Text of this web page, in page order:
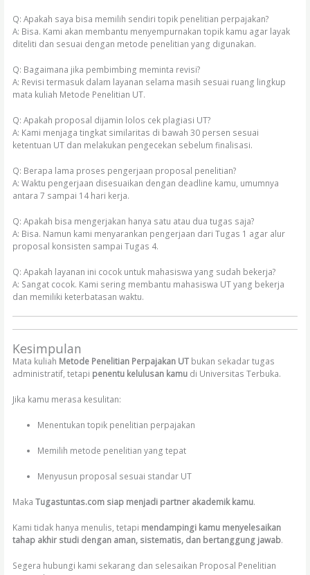
Q: Apakah saya bisa memilih sendiri topik penelitian perpajakan?
A: Bisa. Kami akan membantu menyempurnakan topik kamu agar layak
diteliti dan sesuai dengan metode penelitian yang digunakan.
Q: Bagaimana jika pembimbing meminta revisi?
A: Revisi termasuk dalam layanan selama masih sesuai ruang lingkup
mata kuliah Metode Penelitian UT.
Q: Apakah proposal dijamin lolos cek plagiasi UT?
A: Kami menjaga tingkat similaritas di bawah 30 persen sesuai
ketentuan UT dan melakukan pengecekan sebelum finalisasi.
Q: Berapa lama proses pengerjaan proposal penelitian?
A: Waktu pengerjaan disesuaikan dengan deadline kamu, umumnya
antara 7 sampai 14 hari kerja.
Q: Apakah bisa mengerjakan hanya satu atau dua tugas saja?
A: Bisa. Namun kami menyarankan pengerjaan dari Tugas 1 agar alur
proposal konsisten sampai Tugas 4.
Q: Apakah layanan ini cocok untuk mahasiswa yang sudah bekerja?
A: Sangat cocok. Kami sering membantu mahasiswa UT yang bekerja
dan memiliki keterbatasan waktu.
Kesimpulan
Mata kuliah Metode Penelitian Perpajakan UT bukan sekadar tugas
administratif, tetapi penentu kelulusan kamu di Universitas Terbuka.
Jika kamu merasa kesulitan:
Menentukan topik penelitian perpajakan
Memilih metode penelitian yang tepat
Menyusun proposal sesuai standar UT
MakaTugastuntas.com siap menjadi partner akademik kamu.
Kami tidak hanya menulis, tetapi mendampingi kamu menyelesaikan
tahap akhir studi dengan aman, sistematis, dan bertanggung jawab.
Segera hubungi kami sekarang dan selesaikan Proposal Penelitian